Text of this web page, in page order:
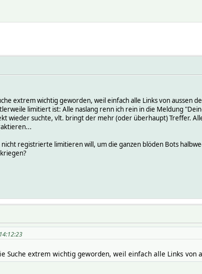
extrem wichtig geworden, weil einfach alle Links von aussen
limitiert ist: Alle naslang renn ich rein in die Meldung
wieder suchte, vlt. bringt der mehr (oder überhaupt) Treffer.
registrierte limitieren will, um die ganzen blöden Bots
Suche extrem wichtig geworden, weil einfach alle Links von